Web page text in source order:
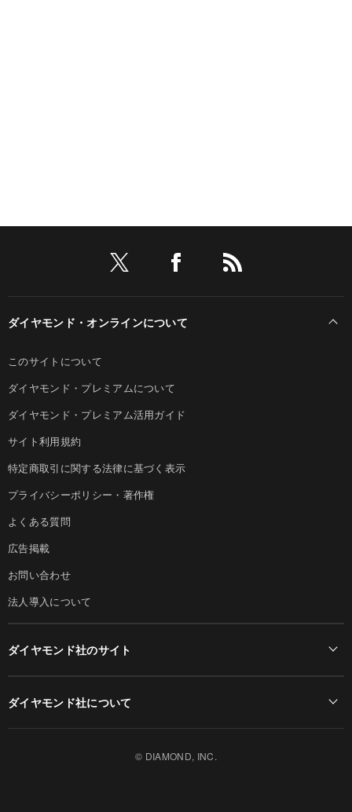
ダイヤモンド・オンラインについて
このサイトについて
ダイヤモンド・プレミアムについて
ダイヤモンド・プレミアム活用ガイド
サイト利用規約
特定商取引に関する法律に基づく表示
プライバシーポリシー・著作権
よくある質問
広告掲載
お問い合わせ
法人導入について
ダイヤモンド社のサイト
ダイヤモンド社について
© DIAMOND, INC.